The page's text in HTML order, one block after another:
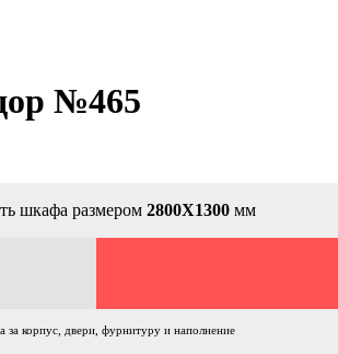
№465
шкафа размером 2800Х1300мм
корпус, двери, фурнитуру и наполнение